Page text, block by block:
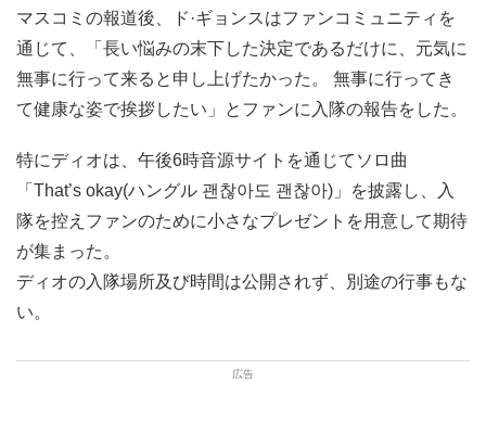
マスコミの報道後、ド·ギョンスはファンコミュニティを
通じて、「長い悩みの末下した決定であるだけに、元気に
無事に行って来ると申し上げたかった。 無事に行ってき
て健康な姿で挨拶したい」とファンに入隊の報告をした。
特にディオは、午後6時音源サイトを通じてソロ曲
「That’s okay(ハングル 괜찮아도 괜찮아)」を披露し、入
隊を控えファンのために小さなプレゼントを用意して期待
が集まった。
ディオの入隊場所及び時間は公開されず、別途の行事もな
い。